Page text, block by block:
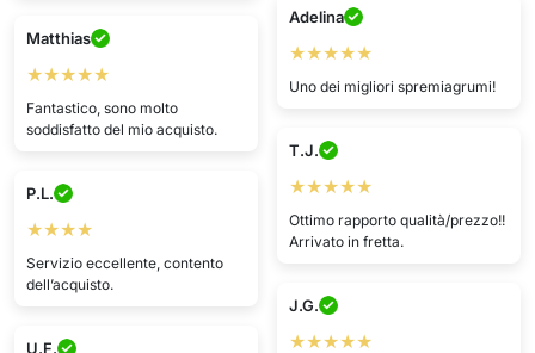
Adelina
★★★★★
Uno dei migliori spremiagrumi!
Matthias
★★★★★
Fantastico, sono molto
soddisfatto del mio acquisto.
T.J.
★★★★★
Ottimo rapporto qualità/prezzo!!
Arrivato in fretta.
P.L.
★★★★
Servizio eccellente, contento
dell’acquisto.
J.G.
★★★★★
U.F.